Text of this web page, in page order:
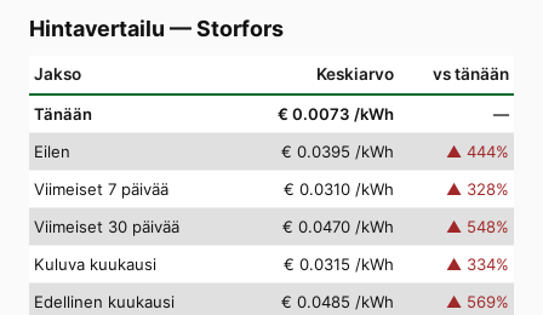
Hintavertailu —Storfors
Jakso Keskiarvo vs tänään
Tänään € 0.0073 /kWh
—
Eilen
€ 0.0395 /kWh ▲ 444%
Viimeiset 7 päivää
€ 0.0310 /kWh ▲ 328%
Viimeiset 30 päivää
€ 0.0470 /kWh ▲ 548%
Kuluva kuukausi
€ 0.0315 /kWh ▲ 334%
Edellinen kuukausi
€ 0.0485 /kWh ▲ 569%